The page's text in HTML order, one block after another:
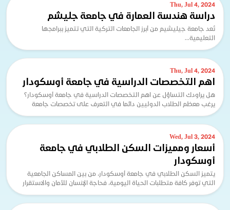
Thu, Jul 4, 2024
دراسة هندسة العمارة في جامعة جليشم
تُعد جامعة جيليشيم من أبرز الجامعات التركية التي تتميز ببرامجها
التعليمية...
Thu, Jul 4, 2024
اهم التخصصات الدراسية في جامعة أوسكودار
هل يراودك التساؤل عن اهم التخصصات الدراسية في جامعة أوسكودار؟
يرغب معظم الطلاب الدوليين دائما في التعرف على تخصصات جامعة
أوسكودار وما يميز هذه المؤسسة التعليمية ال...
Wed, Jul 3, 2024
أسعار ومميزات السكن الطلابي في جامعة
أوسكودار
يتميز السكن الطلابي في جامعة أوسكودار، من بين المساكن الجامعية
التي توفر كافة متطلبات الحياة اليومية، فحاجة الإنسان للأمان والاستقرار
أمرًا أساسيًا يؤثر بشكل كبير...